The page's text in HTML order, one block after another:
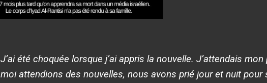
J’ai été choquée lorsque j’ai appris la nouvelle. J’attendais
moi attendions des nouvelles, nous avons prié jour et nuit pour